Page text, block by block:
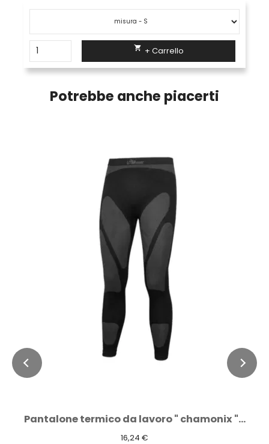
 + Carrello
Potrebbe anche piacerti
Pantalone termico da lavoro " chamonix "...
16,24 €